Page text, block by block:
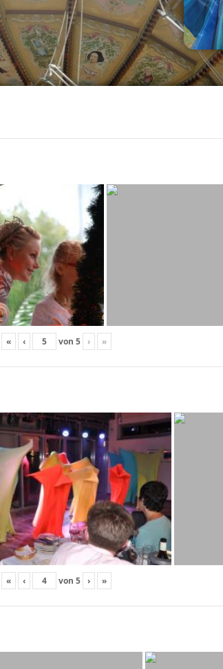
« ‹ von 5 › »
« ‹ von 5 › »